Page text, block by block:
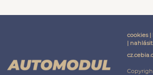
cookies|
|